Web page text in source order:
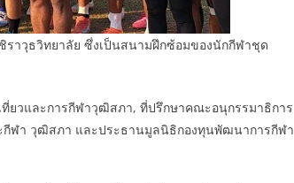
าวุธวิทยาลัย ซึ่งเป็นสนามฝึกซ้อมของนักกีฬาชุด
วและการกีฬาวุฒิสภา, ที่ปรึกษาคณะอนุกรรมาธิการ
ฬา วุฒิสภา และประธานมูลนิธิกองทุนพัฒนาการกีฬา